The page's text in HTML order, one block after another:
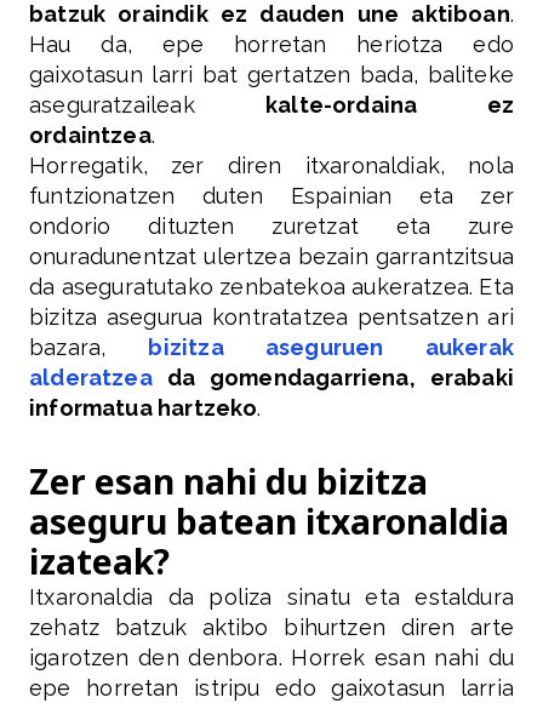
batzuk oraindik ez dauden une aktiboan.
Hau da, epe horretan heriotza edo
gaixotasun larri bat gertatzen bada, baliteke
aseguratzaileak
kalte-ordaina ez
ordaintzea.
Horregatik, zer diren itxaronaldiak, nola
funtzionatzen duten Espainian eta zer
ondorio dituzten zuretzat eta zure
onuradunentzat ulertzea bezain garrantzitsua
da aseguratutako zenbatekoa aukeratzea. Eta
bizitza asegurua kontratatzea pentsatzen ari
bazara,
bizitza aseguruen aukerak
alderatzeada gomendagarriena, erabaki
informatua hartzeko.
Zer esan nahi du bizitza
aseguru batean itxaronaldia
izateak?
Itxaronaldia da poliza sinatu eta estaldura
zehatz batzuk aktibo bihurtzen diren arte
igarotzen den denbora. Horrek esan nahi du
epe horretan istripu edo gaixotasun larria